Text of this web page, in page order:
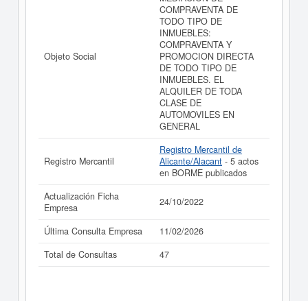
resultados de sus años de actividad, así como los
balances y cuentas de resultados disponibles.
La última actualización del informe de empresa se ha
realizado el 24/10/2022.
Objeto Social
COMPRAVENTA DE
TODO TIPO DE
INMUEBLES:
COMPRAVENTA Y
PROMOCION DIRECTA
DE TODO TIPO DE
INMUEBLES. EL
ALQUILER DE TODA
CLASE DE
AUTOMOVILES EN
GENERAL
Registro Mercantil
Registro Mercantil de
Alicante/Alacant - 5 actos
en BORME publicados
Actualización Ficha
Empresa
24/10/2022
Última Consulta Empresa
11/02/2026
Total de Consultas
47